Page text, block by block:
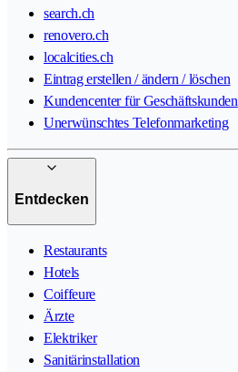
search.ch
renovero.ch
localcities.ch
Eintrag erstellen / ändern / löschen
Kundencenter für Geschäftskunden
Unerwünschtes Telefonmarketing
Entdecken
Restaurants
Hotels
Coiffeure
Ärzte
Elektriker
Sanitärinstallation